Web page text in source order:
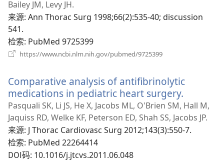
新
窗
Bailey JM, Levy JH.
来源‎: Ann Thorac Surg 1998;66(2):535-40; discussion
541.
检索‎: PubMed 9725399
https://www.ncbi.nlm.nih.gov/pubmed/9725399
窗
口）
Comparative analysis of antifibrinolytic
medications in pediatric heart surgery.
开
新
窗
Pasquali SK, Li JS, He X, Jacobs ML, O'Brien SM, Hall M,
Jaquiss RD, Welke KF, Peterson ED, Shah SS, Jacobs JP.
来源‎: J Thorac Cardiovasc Surg 2012;143(3):550-7.
检索‎: PubMed 22264414
DOI码‎: 10.1016/j.jtcvs.2011.06.048